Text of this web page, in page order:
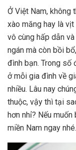
Ở Việt Nam, không
xào măng hay là
vô cùng hấp dẫn
ngán mà còn bồi
đình bạn. Trong số
ở mỗi gia đình về
nhiều. Lâu nay
thuộc, vậy thì tại
hơn nhỉ? Nếu
miền Nam ngay nhé.